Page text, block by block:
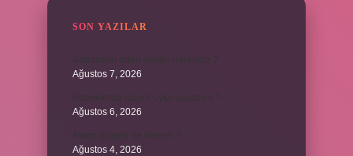
SON YAZILAR
Ağustos 7, 2026
Ağustos 6, 2026
Ağustos 4, 2026